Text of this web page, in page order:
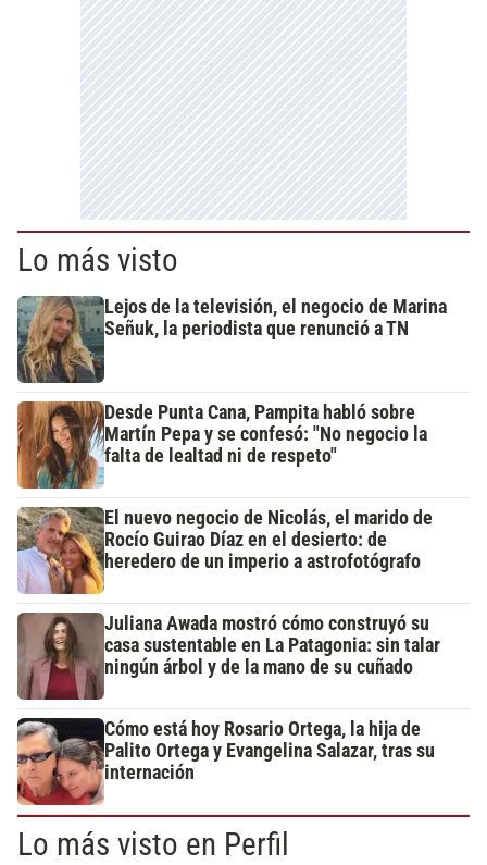
Lo más visto
Lejos de la televisión, el negocio de Marina
Señuk, la periodista que renunció a TN
Desde Punta Cana, Pampita habló sobre
Martín Pepa y se confesó: "No negocio la
falta de lealtad ni de respeto"
El nuevo negocio de Nicolás, el marido de
Rocío Guirao Díaz en el desierto: de
heredero de un imperio a astrofotógrafo
Juliana Awada mostró cómo construyó su
casa sustentable en La Patagonia: sin talar
ningún árbol y de la mano de su cuñado
Cómo está hoy Rosario Ortega, la hija de
Palito Ortega y Evangelina Salazar, tras su
internación
Lo más visto en Perfil